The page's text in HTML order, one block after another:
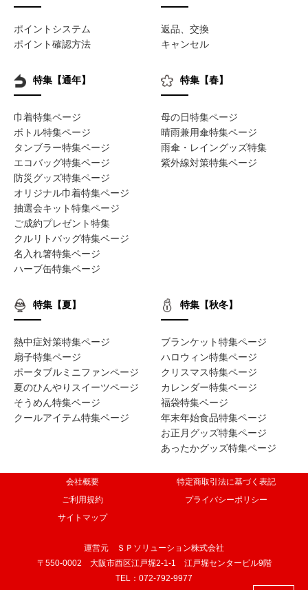
ポイントシステム
ポイント確認方法
返品、交換
キャンセル
特集【通年】
巾着特集ページ
ボトル特集ページ
タンブラー特集ページ
エコバッグ特集ページ
防災グッズ特集ページ
オリジナル巾着特集ページ
抽選会キット特集ページ
ご成約プレゼント特集
クルリトバッグ特集ページ
名入れ箸特集ページ
ハーブ缶特集ページ
特集【春】
母の日特集ページ
晴雨兼用傘特集ページ
雨傘・レイングッズ特集
紫外線対策特集ページ
特集【夏】
熱中症対策特集ページ
扇子特集ページ
ポータブルミニファンページ
夏のひんやりスイーツページ
そうめん特集ページ
クールアイテム特集ページ
特集【秋冬】
ブランケット特集ページ
ハロウィン特集ページ
クリスマス特集ページ
カレンダー特集ページ
福袋特集ページ
年末年始食品特集ページ
お正月グッズ特集ページ
あったかグッズ特集ページ
会社概要
特定商取引法に基づく表記
ご利用規約
プライバシーポリシー
サイトマップ
運営元 ＳＰソリューション株式会社
〒550-0002 大阪市西区江戸堀2-1-1 江戸堀センタービル9階
TEL：072-792-9977